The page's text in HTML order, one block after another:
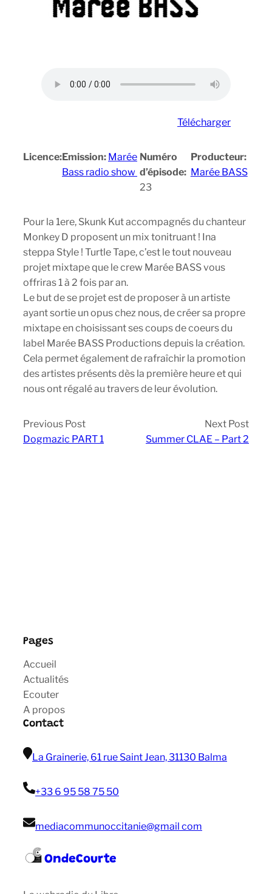
Télécharger
Licence:Emission: Marée
Bass radio show
Numéro
d’épisode:
23
Producteur:
Marée BASS
Pour la 1ere, Skunk Kut accompagnés du chanteur
Monkey D proposent un mix tonitruant ! Ina
steppa Style ! Turtle Tape, c’est le tout nouveau
projet mixtape que le crew Marée BASS vous
offriras 1 à 2 fois par an.
Le but de se projet est de proposer à un artiste
ayant sortie un opus chez nous, de créer sa propre
mixtape en choisissant ses coups de coeurs du
label Marée BASS Productions depuis la création.
Cela permet également de rafraîchir la promotion
des artistes présents dès la première heure et qui
nous ont régalé au travers de leur évolution.
Previous Post
Dogmazic PART 1
Next Post
Summer CLAE – Part 2
Pages
Accueil
Actualités
Ecouter
A propos
Contact
La Grainerie, 61 rue Saint Jean, 31130 Balma
+33 6 95 58 75 50
mediacommunoccitanie@gmail com
OndeCourte